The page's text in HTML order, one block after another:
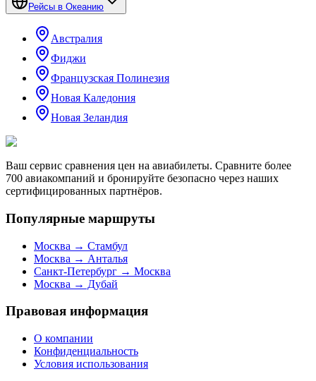
Рейсы в Океанию
Австралия
Фиджи
Французская Полинезия
Новая Каледония
Новая Зеландия
Ваш сервис сравнения цен на авиабилеты. Сравните более
700 авиакомпаний и бронируйте безопасно через наших
сертифицированных партнёров.
Популярные маршруты
Москва → Стамбул
Москва → Анталья
Санкт-Петербург → Москва
Москва → Дубай
Правовая информация
О компании
Конфиденциальность
Условия использования